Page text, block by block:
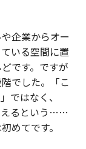
企業からオー
いる空間に置
です。ですが
でした。「こ
ではなく、
えるという……
めてです。